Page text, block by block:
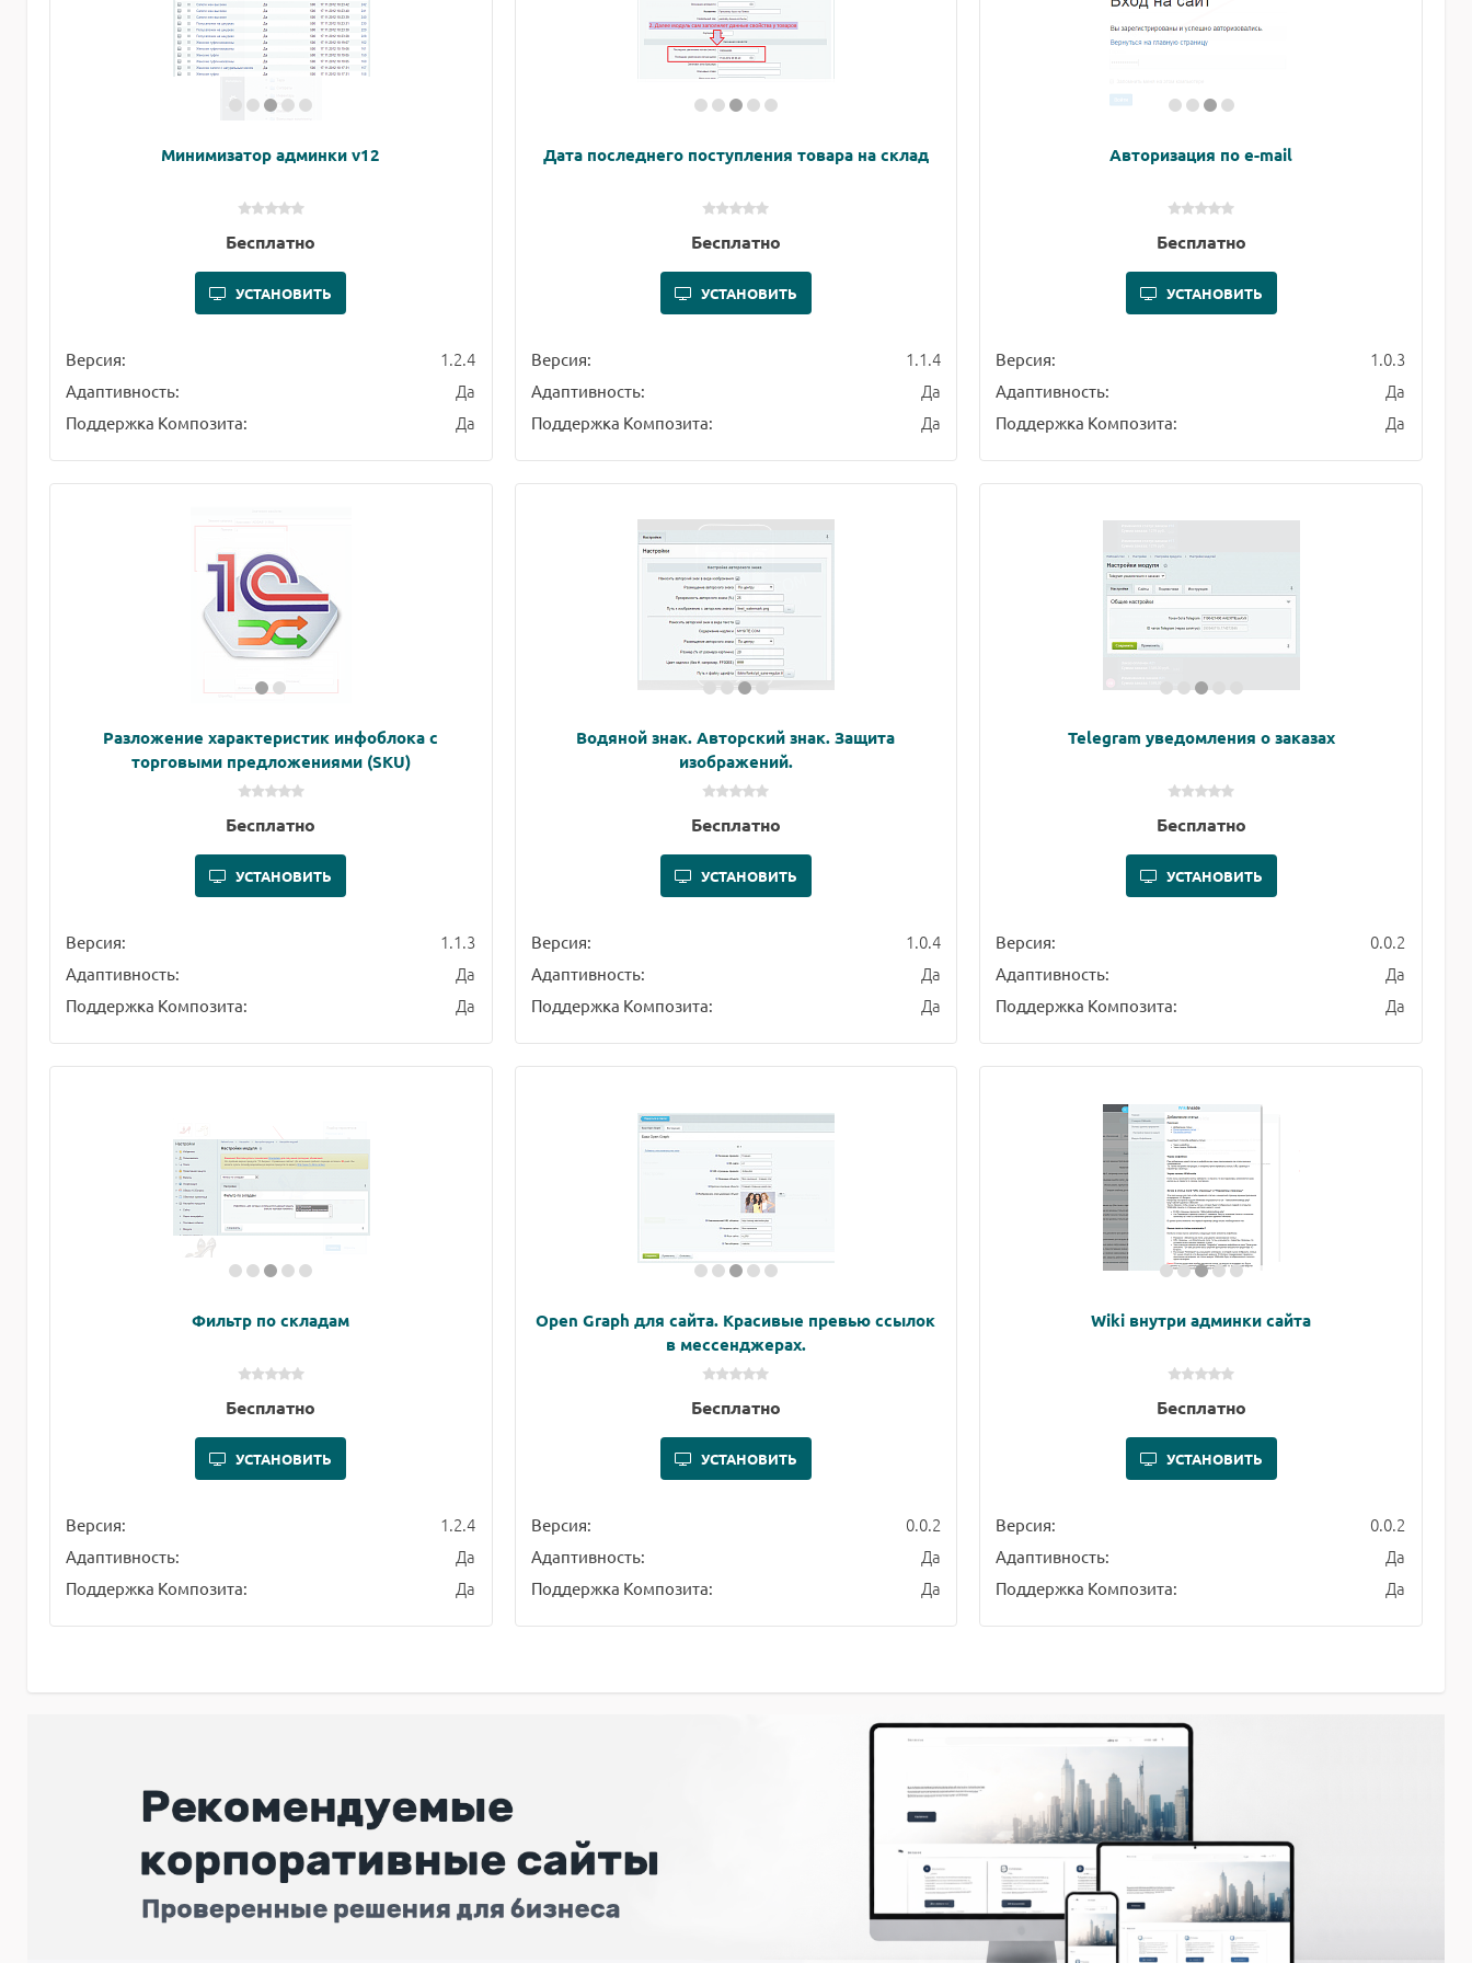
Минимизатор админки v12
Бесплатно
УСТАНОВИТЬ
Версия: 1.2.4
Адаптивность: Да
Поддержка Композита: Да
Дата последнего поступления товара на склад
Бесплатно
УСТАНОВИТЬ
Версия: 1.1.4
Адаптивность: Да
Поддержка Композита: Да
Авторизация по e-mail
Бесплатно
УСТАНОВИТЬ
Версия: 1.0.3
Адаптивность: Да
Поддержка Композита: Да
Разложение характеристик инфоблока с
торговыми предложениями (SKU)
Бесплатно
УСТАНОВИТЬ
Версия: 1.1.3
Адаптивность: Да
Поддержка Композита: Да
Водяной знак. Авторский знак. Защита
изображений.
Бесплатно
УСТАНОВИТЬ
Версия: 1.0.4
Адаптивность: Да
Поддержка Композита: Да
Telegram уведомления о заказах
Бесплатно
УСТАНОВИТЬ
Версия: 0.0.2
Адаптивность: Да
Поддержка Композита: Да
Фильтр по складам
Бесплатно
УСТАНОВИТЬ
Версия: 1.2.4
Адаптивность: Да
Поддержка Композита: Да
Open Graph для сайта. Красивые превью ссылок
в мессенджерах.
Бесплатно
УСТАНОВИТЬ
Версия: 0.0.2
Адаптивность: Да
Поддержка Композита: Да
Wiki внутри админки сайта
Бесплатно
УСТАНОВИТЬ
Версия: 0.0.2
Адаптивность: Да
Поддержка Композита: Да